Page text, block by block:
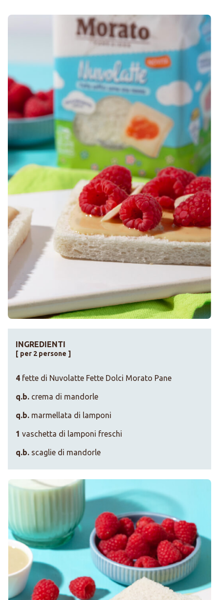
INGREDIENTI
[ per 2 persone ]
4 fette di Nuvolatte Fette Dolci Morato Pane
q.b. crema di mandorle
q.b. marmellata di lamponi
1 vaschetta di lamponi freschi
q.b. scaglie di mandorle